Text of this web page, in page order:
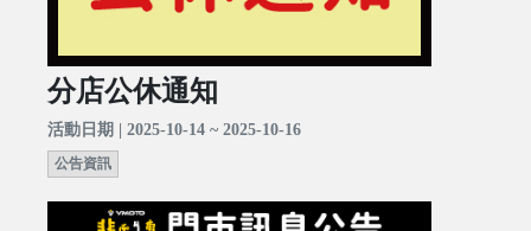
分店公休通知
活動日期 | 2025-10-14 ~ 2025-10-16
公告資訊